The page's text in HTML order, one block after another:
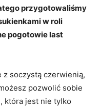
przygotowaliśmy
w roli
pogotowie last
z soczystą czerwienią,
pozwolić sobie
która jest nie tylko